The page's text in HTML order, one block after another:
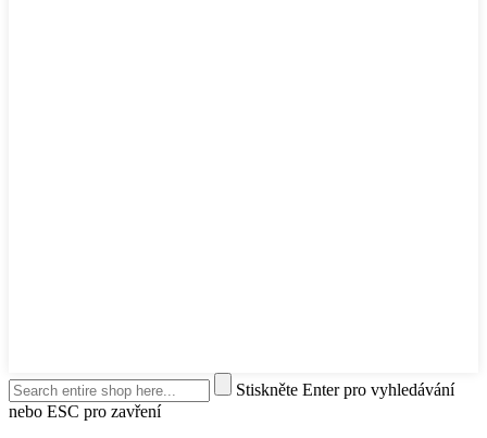
Stiskněte Enter pro vyhledávání
nebo ESC pro zavření